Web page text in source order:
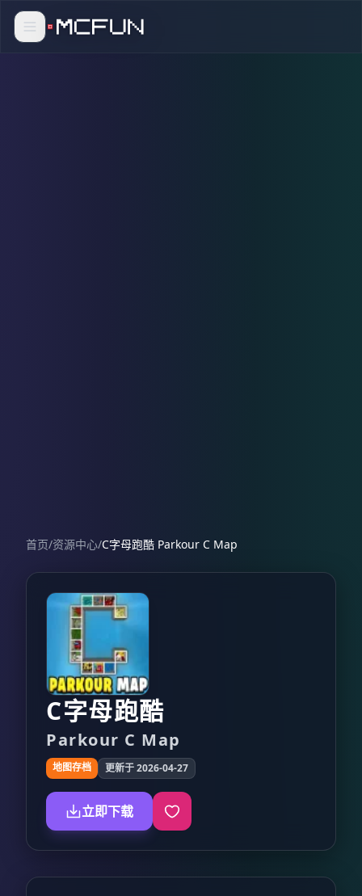
首页/资源中心/C字母跑酷 Parkour C Map
C字母跑酷
Parkour C Map
地图存档 更新于 2026-04-27
立即下载